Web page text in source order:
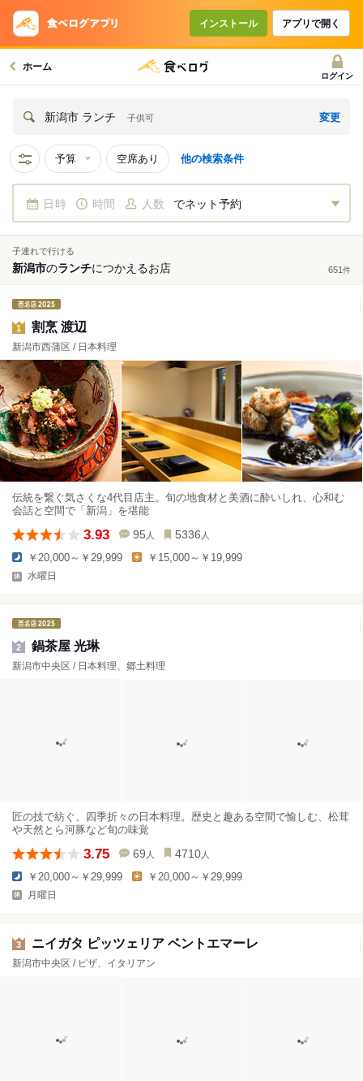
インストール アプリで開く
ホーム
ログイン
新潟市 ランチ 子供可 変更
予算 空席あり 他の検索条件
日時 時間 人数 でネット予約
子連れで行ける
新潟市のランチにつかえるお店 651 件
1 割烹 渡辺
新潟市西蒲区 / 日本料理
伝統を繋ぐ気さくな4代目店主。旬の地食材と美酒に酔いしれ、心和む
会話と空間で「新潟」を堪能
3.93 95 人 5336 人
￥20,000～￥29,999 ￥15,000～￥19,999
水曜日
2 鍋茶屋 光琳
新潟市中央区 / 日本料理、郷土料理
匠の技で紡ぐ、四季折々の日本料理。歴史と趣ある空間で愉しむ、松茸
や天然とら河豚など旬の味覚
3.75 69 人 4710 人
￥20,000～￥29,999 ￥20,000～￥29,999
月曜日
3 ニイガタ ピッツェリア ベントエマーレ
新潟市中央区 / ピザ、イタリアン